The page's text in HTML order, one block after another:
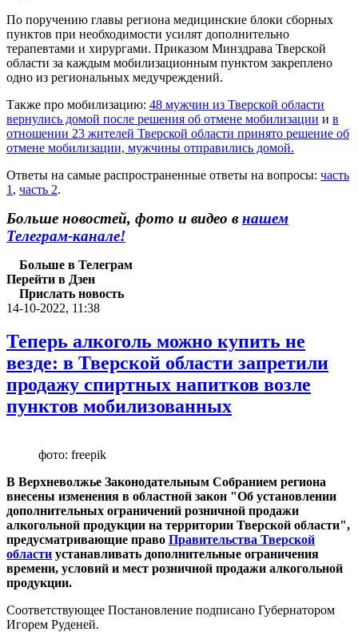
По поручению главы региона медицинские блоки сборных
пунктов при необходимости усилят дополнительно
терапевтами и хирургами. Приказом Минздрава Тверской
области за каждым мобилизационным пунктом закреплено
одно из региональных медучреждений.
Также про мобилизацию: 48 мужчин из Тверской области
вернулись домой после решения об отмене мобилизации и в
отношении 23 жителей Тверской области принято решение об
отмене мобилизации, мужчины отправились домой.
Ответы на самые распространенные ответы на вопросы: часть
1 , часть 2.
Больше новостей, фото и видео в нашем
Телеграм-канале!
Больше в Телеграм
Перейти в Дзен
Прислать новость
14-10-2022, 11:38
Теперь алкоголь можно купить не
везде: в Тверской области запретили
продажу спиртных напитков возле
пунктов мобилизованных
фото: freepik
В Верхневолжье Законодательным Собранием региона
внесены изменения в областной закон "Об установлении
дополнительных ограничений розничной продажи
алкогольной продукции на территории Тверской области",
предусматривающие право Правительства Тверской
области устанавливать дополнительные ограничения
времени, условий и мест розничной продажи алкогольной
продукции.
Соответствующее Постановление подписано Губернатором
Игорем Руденей.